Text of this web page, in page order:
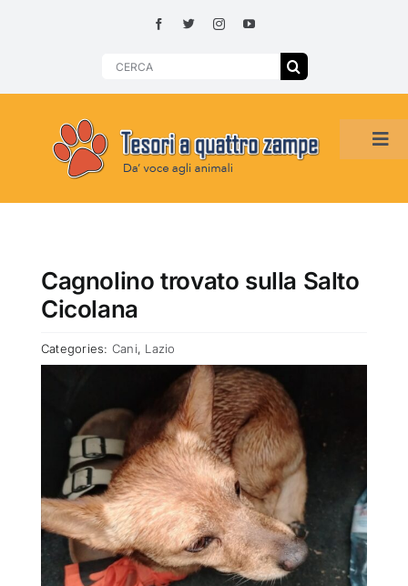
Search
HOME
ATTUALITÀ
VIDEO
CHI SIAMO
Cagnolino trovato sulla Salto
Cicolana
Categories: Cani, Lazio